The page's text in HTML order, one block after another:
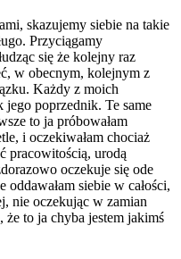
skazujemy siebie na takie
Przyciągamy
się że kolejny raz
w obecnym, kolejnym z
Każdy z moich
jego poprzednik. Te same
to ja próbowałam
i oczekiwałam chociaż
pracowitością, urodą
oczekuje się ode
siebie w całości,
nie oczekując w zamian
to ja chyba jestem jakimś